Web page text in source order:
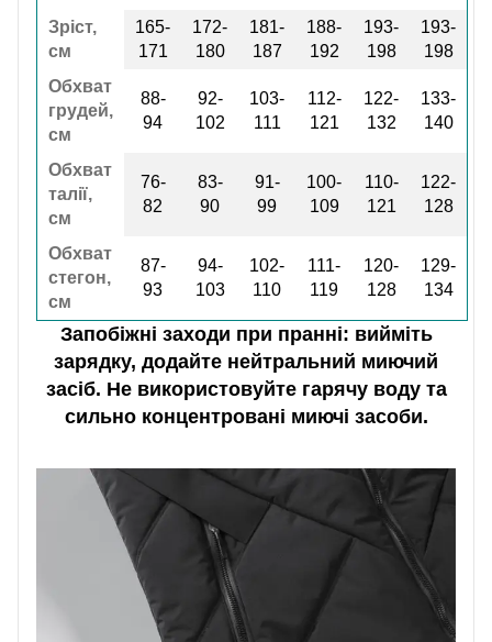
Зріст,
см
165-
171
172-
180
181-
187
188-
192
193-
198
193-
198
Обхват
грудей,
см
88-
94
92-
102
103-
111
112-
121
122-
132
133-
140
Обхват
талії,
см
76-
82
83-
90
91-
99
100-
109
110-
121
122-
128
Обхват
стегон,
см
87-
93
94-
103
102-
110
111-
119
120-
128
129-
134
Запобіжні заходи при пранні: вийміть
зарядку, додайте нейтральний миючий
засіб. Не використовуйте гарячу воду та
сильно концентровані миючі засоби.